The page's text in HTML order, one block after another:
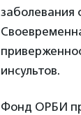
заболевания
инсультов.
Фонд ОРБИ